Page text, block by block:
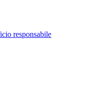
responsabile